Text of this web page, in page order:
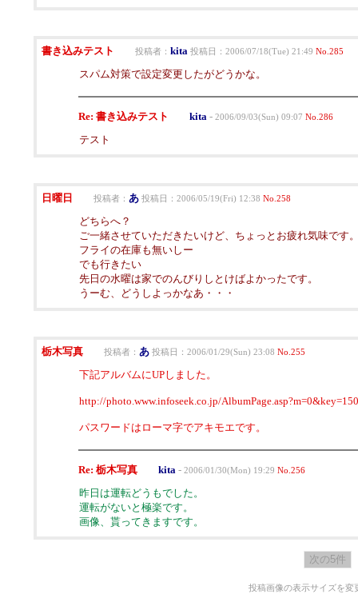
書き込みテスト 投稿者： kita 投稿日：2006/07/18(Tue) 21:49 No.285
スパム対策で設定変更したがどうかな。
Re: 書き込みテスト kita - 2006/09/03(Sun) 09:07 No.286
テスト
日曜日 投稿者： あ 投稿日：2006/05/19(Fri) 12:38 No.258
どちらへ？
ご一緒させていただきたいけど、ちょっとお疲れ気味です
フライの在庫も無いしー
でも行きたい
先日の水曜は家でのんびりしとけばよかったです。
うーむ、どうしよっかなあ・・・
栃木写真 投稿者： あ 投稿日：2006/01/29(Sun) 23:08 No.255
下記アルバムにUPしました。
http://photo.www.infoseek.co.jp/
パスワードはローマ字でアキモエです。
Re: 栃木写真 kita - 2006/01/30(Mon) 19:29 No.256
昨日は運転どうもでした。
運転がないと極楽です。
画像、貰ってきますです。
投稿画像の表示サイズを変